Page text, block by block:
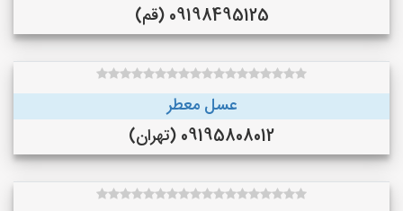
09198495125 (قم)
عسل معطر
09195808012 (تهران)